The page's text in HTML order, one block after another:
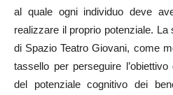
al quale ogni individuo deve
realizzare il proprio potenziale.
di Spazio Teatro Giovani, come
tassello per perseguire
del potenziale cognitivo dei